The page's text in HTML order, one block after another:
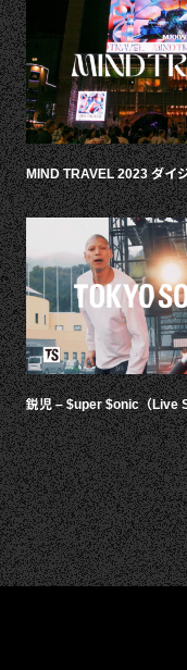
MIND TRAVEL 2023 ダイ
鋭児 – $uper $onic（Live